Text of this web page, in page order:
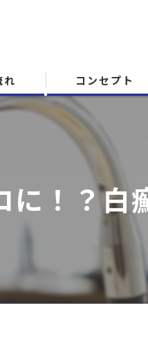
れ コンセプト
に！？白